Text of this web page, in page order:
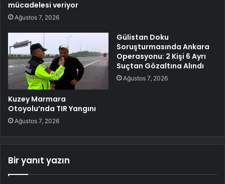
mücadelesi veriyor
Ağustos 7, 2026
Kuzey Marmara
Otoyolu’nda TIR Yangını
Ağustos 7, 2026
Gülistan Doku
Soruşturmasında Ankara
Operasyonu: 2 Kişi 6 Ayrı
Suçtan Gözaltına Alındı
Ağustos 7, 2026
Bir yanıt yazın